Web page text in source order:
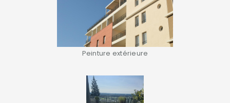
Peinture extérieure